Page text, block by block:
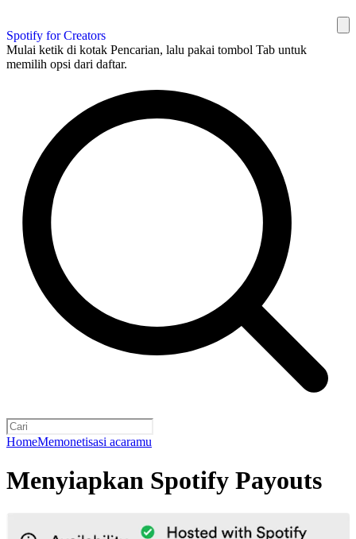
Spotify for Creators
Mulai ketik di kotak Pencarian, lalu pakai tombol Tab untuk
memilih opsi dari daftar.
HomeMemonetisasi acaramu
Menyiapkan Spotify Payouts